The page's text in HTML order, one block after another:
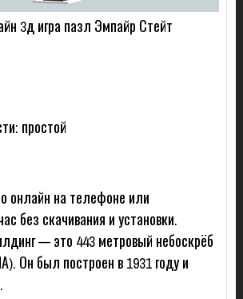
3д игра пазл Эмпайр Стейт
простой
онлайн на телефоне или
без скачивания и установки.
— это 443 метровый небоскрёб
Он был построен в 1931 году и